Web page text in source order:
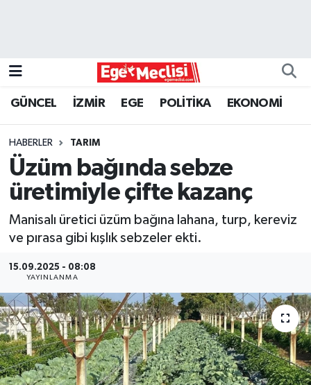
GÜNCEL İZMİR EGE POLİTİKA EKONOMİ
HABERLER TARIM
Üzüm bağında sebze
üretimiyle çifte kazanç
Manisalı üretici üzüm bağına lahana, turp, kereviz
ve pırasa gibi kışlık sebzeler ekti.
15.09.2025 - 08:08
YAYINLANMA
GÜNCEL
İZMİR
ÖZEL HABER
Programlar
SPOR
YAŞAM